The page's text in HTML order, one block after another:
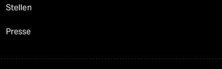
Stellen
Presse